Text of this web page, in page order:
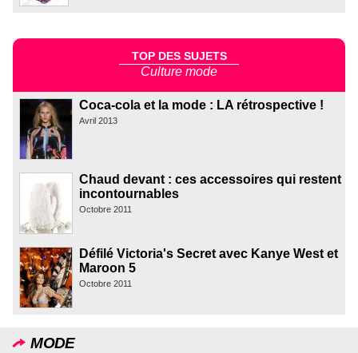
TOP DES SUJETS
Culture mode
Coca-cola et la mode : LA rétrospective !
Avril 2013
Chaud devant : ces accessoires qui restent
incontournables
Octobre 2011
Défilé Victoria's Secret avec Kanye West et
Maroon 5
Octobre 2011
MODE